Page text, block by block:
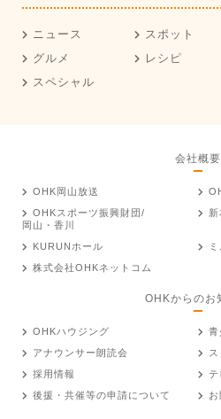
ニュース スポット
グルメ
レシピ
スペシャル
会社概要
OHK岡山放送
OHKスポーツ振興財団/
岡山・香川
新
KURUNホール
株式会社OHKネットコム
OHKからのお
OHKハウジング
青
アナウンサー朗読会
採用情報
テ
後援・共催等の申請について